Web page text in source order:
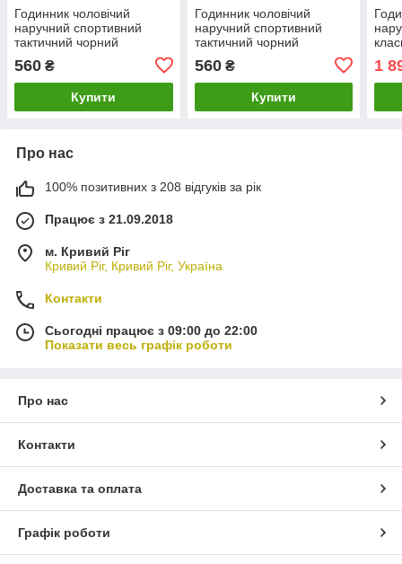
Годинник чоловічий
наручний спортивний
тактичний чорний
560 ₴
Купити
Годинник чоловічий
наручний спортивний
тактичний чорний
560₴
Купити
1
Про нас
100% позитивних з 208 відгуків за рік
Працює з 21.09.2018
м. Кривий Ріг
Кривий Ріг, Кривий Ріг, Україна
Контакти
Сьогодні працює з 09:00 до 22:00
Показати весь графік роботи
Про нас
Контакти
Доставка та оплата
Графік роботи